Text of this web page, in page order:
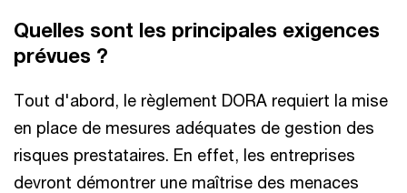
Quelles sont les principales exigences
prévues ?
Tout d'abord, le règlement DORA requiert la mise
en place de mesures adéquates de gestion des
risques prestataires. En effet, les entreprises
devront démontrer une maîtrise des menaces